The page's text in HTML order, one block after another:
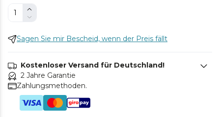
Sagen Sie mir Bescheid, wenn der Preis fällt
Kostenloser Versand für Deutschland!
2 Jahre Garantie
Zahlungsmethoden.